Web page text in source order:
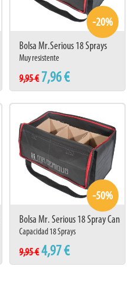
-20%
Bolsa Mr.Serious 18 Sprays
Muy resistente
9,95 € 7,96 €
-50%
Bolsa Mr. Serious 18 Spray Can
Bag
Capacidad 18 Sprays
9,95 € 4,97 €